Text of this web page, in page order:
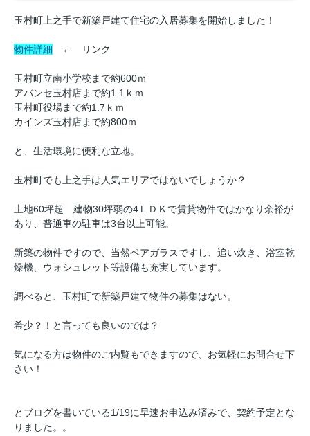
玉村町上之手で新築戸建て住宅の入居募集を開始しました！
物件詳細 ← リンク
玉村町立南小学校まで約600ｍ
アバンセ玉村店まで約1.1ｋｍ
玉村町役場まで約1.7ｋｍ
カインズ玉村店まで約800ｍ
と、生活環境に便利な立地。
玉村町でも上之手は人気エリアではないでしょうか？
土地60坪超 建物30坪弱の4ＬＤＫで賃貸物件ではかなり余裕が
あり、普通車の駐車は3台以上可能。
新築の物件ですので、当然ペアガラスですし、追い炊き、浴室乾
燥機、ウォシュレット等設備も充実しています。
調べると、玉村町で新築戸建て物件の募集はない。
希少？！と言っても良いのでは？
気になる方は物件のご内覧もできますので、お気軽にお問合せ下
さい！
とブログを書いている1/19に早速お申込み済みで、契約予定とな
りました。。